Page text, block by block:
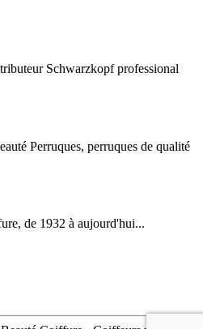
Schwarzkopf professional
Perruques, perruques de qualité
de 1932 à aujourd'hui...